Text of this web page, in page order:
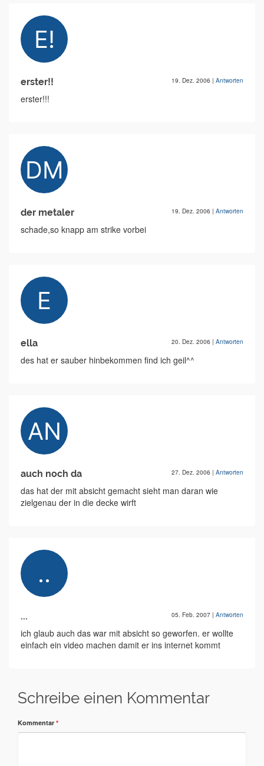
erster!! 19. Dez. 2006 | Antworten
erster!!!
der metaler 19. Dez. 2006 | Antworten
schade,so knapp am strike vorbei
ella 20. Dez. 2006 | Antworten
des hat er sauber hinbekommen find ich geil^^
auch noch da 27. Dez. 2006 | Antworten
das hat der mit absicht gemacht sieht man daran wie
zielgenau der in die decke wirft
... 05. Feb. 2007 | Antworten
ich glaub auch das war mit absicht so geworfen. er wollte
einfach ein video machen damit er ins internet kommt
Schreibe einen Kommentar
Kommentar *